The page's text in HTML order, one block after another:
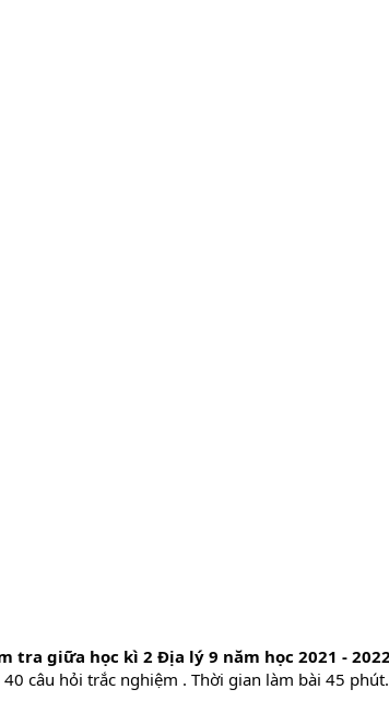
tra giữa học kì 2 Địa lý 9 năm học 2021 - 2022
câu hỏi trắc nghiệm . Thời gian làm bài 45 phút.